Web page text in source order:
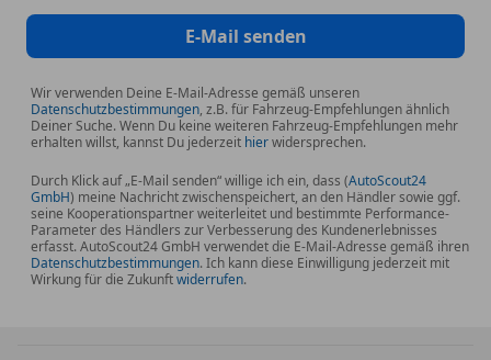
E-Mail senden
Wir verwenden Deine E-Mail-Adresse gemäß unseren
Datenschutzbestimmungen, z.B. für Fahrzeug-Empfehlungen ähnlich
Deiner Suche. Wenn Du keine weiteren Fahrzeug-Empfehlungen mehr
erhalten willst, kannst Du jederzeit hierwidersprechen.
Durch Klick auf „E-Mail senden“ willige ich ein, dass (AutoScout24
GmbH) meine Nachricht zwischenspeichert, an den Händler sowie ggf.
seine Kooperationspartner weiterleitet und bestimmte Performance-
Parameter des Händlers zur Verbesserung des Kundenerlebnisses
erfasst. AutoScout24 GmbH verwendet die E-Mail-Adresse gemäß ihren
Datenschutzbestimmungen. Ich kann diese Einwilligung jederzeit mit
Wirkung für die Zukunftwiderrufen.